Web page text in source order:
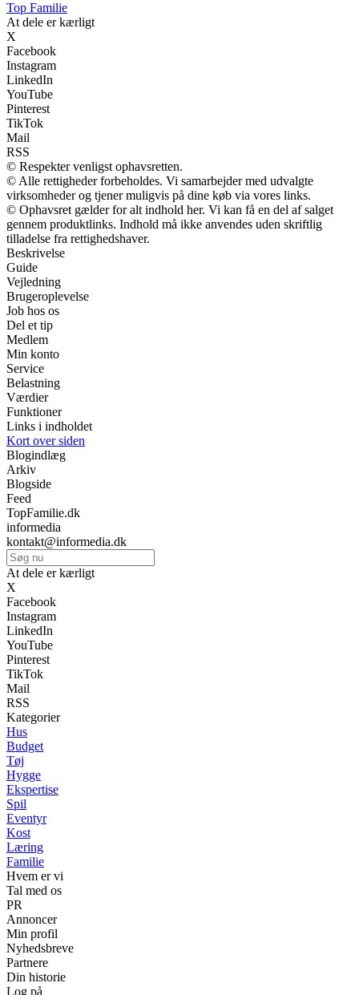
Top Familie
At dele er kærligt
X
Facebook
Instagram
LinkedIn
YouTube
Pinterest
TikTok
Mail
RSS
© Respekter venligst ophavsretten.
© Alle rettigheder forbeholdes. Vi samarbejder med udvalgte
virksomheder og tjener muligvis på dine køb via vores links.
© Ophavsret gælder for alt indhold her. Vi kan få en del af salget
gennem produktlinks. Indhold må ikke anvendes uden skriftlig
tilladelse fra rettighedshaver.
Beskrivelse
Guide
Vejledning
Brugeroplevelse
Job hos os
Del et tip
Medlem
Min konto
Service
Belastning
Værdier
Funktioner
Links i indholdet
Kort over siden
Blogindlæg
Arkiv
Blogside
Feed
TopFamilie.dk
informedia
kontakt@informedia.dk
At dele er kærligt
X
Facebook
Instagram
LinkedIn
YouTube
Pinterest
TikTok
Mail
RSS
Kategorier
Hus
Budget
Tøj
Hygge
Ekspertise
Spil
Eventyr
Kost
Læring
Familie
Hvem er vi
Tal med os
PR
Annoncer
Min profil
Nyhedsbreve
Partnere
Din historie
Log på